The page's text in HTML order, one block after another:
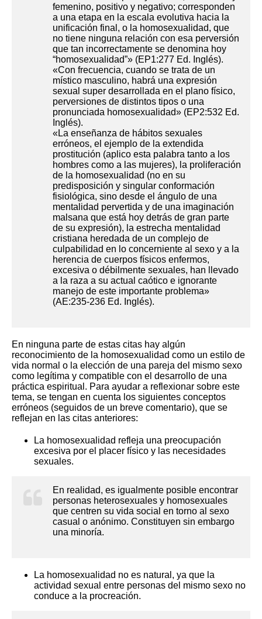
femenino, positivo y negativo; corresponden
a una etapa en la escala evolutiva hacia la
unificación final, o la homosexualidad, que
no tiene ninguna relación con esa perversión
que tan incorrectamente se denomina hoy
“homosexualidad”» (EP1:277 Ed. Inglés).
«Con frecuencia, cuando se trata de un
místico masculino, habrá una expre­sión
sexual super desarrollada en el plano físico,
perversiones de distintos tipos o una
pronunciada homosexualidad» (EP2:532 Ed.
Inglés).
«La enseñanza de hábitos sexuales
erróneos, el ejemplo de la extendida
prostitución (aplico esta palabra tanto a los
hombres como a las mujeres), la proliferación
de la homosexualidad (no en su
predisposición y singular conformación
fisiológica, sino desde el ángulo de una
mentalidad pervertida y de una imaginación
malsana que está hoy detrás de gran parte
de su expresión), la estrecha mentalidad
cristiana heredada de un complejo de
culpabilidad en lo concerniente al sexo y a la
herencia de cuerpos físicos enfermos,
excesiva o débilmente sexuales, han llevado
a la raza a su actual caótico e ignorante
manejo de este importante problema»
(AE:235-236 Ed. Inglés).
En ninguna parte de estas citas hay algún
reconocimiento de la homosexualidad como un estilo de
vida normal o la elección de una pareja del mismo sexo
como legítima y compatible con el desarrollo de una
práctica espiritual. Para ayudar a reflexionar sobre este
tema, se tengan en cuenta los siguientes conceptos
erróneos (seguidos de un breve comentario), que se
reflejan en las citas anteriores:
La homosexualidad refleja una preocupación
excesiva por el placer físico y las necesidades
sexuales.
En realidad, es igualmente posible encontrar
personas heterosexuales y homosexuales
que centren su vida social en torno al sexo
casual o anónimo. Constituyen sin embargo
una minoría.
La homosexualidad no es natural, ya que la
actividad sexual entre personas del mismo sexo no
conduce a la procreación.